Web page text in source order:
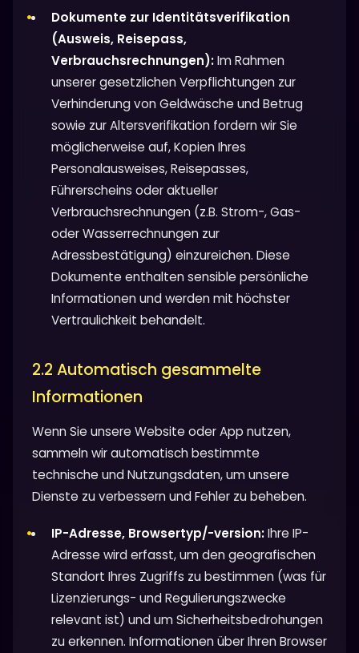
Dokumente zur Identitätsverifikation
(Ausweis, Reisepass,
Verbrauchsrechnungen):Im Rahmen
unserer gesetzlichen Verpflichtungen zur
Verhinderung von Geldwäsche und Betrug
sowie zur Altersverifikation fordern wir Sie
möglicherweise auf, Kopien Ihres
Personalausweises, Reisepasses,
Führerscheins oder aktueller
Verbrauchsrechnungen (z.B. Strom-, Gas-
oder Wasserrechnungen zur
Adressbestätigung) einzureichen. Diese
Dokumente enthalten sensible persönliche
Informationen und werden mit höchster
Vertraulichkeit behandelt.
2.2 Automatisch gesammelte
Informationen
Wenn Sie unsere Website oder App nutzen,
sammeln wir automatisch bestimmte
technische und Nutzungsdaten, um unsere
Dienste zu verbessern und Fehler zu beheben.
IP-Adresse, Browsertyp/-version:Ihre IP-
Adresse wird erfasst, um den geografischen
Standort Ihres Zugriffs zu bestimmen (was für
Lizenzierungs- und Regulierungszwecke
relevant ist) und um Sicherheitsbedrohungen
zu erkennen. Informationen über Ihren Browser